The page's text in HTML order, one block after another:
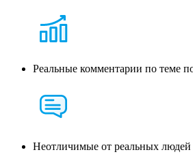
Реальные комментарии по теме
Неотличимые от реальных людей